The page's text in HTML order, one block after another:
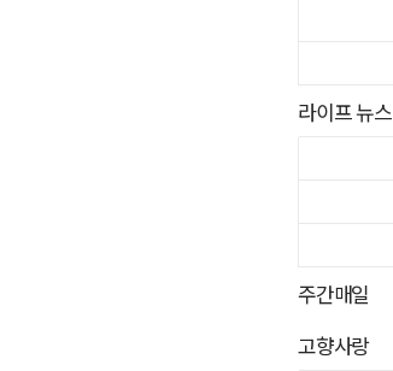
라이프 뉴스
주간매일
고향사랑